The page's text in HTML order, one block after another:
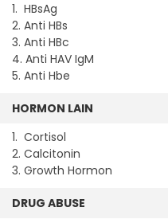
1. HBsAg
2. Anti HBs
3. Anti HBc
4. Anti HAV IgM
5. Anti Hbe
HORMON LAIN
1. Cortisol
2. Calcitonin
3. Growth Hormon
DRUG ABUSE